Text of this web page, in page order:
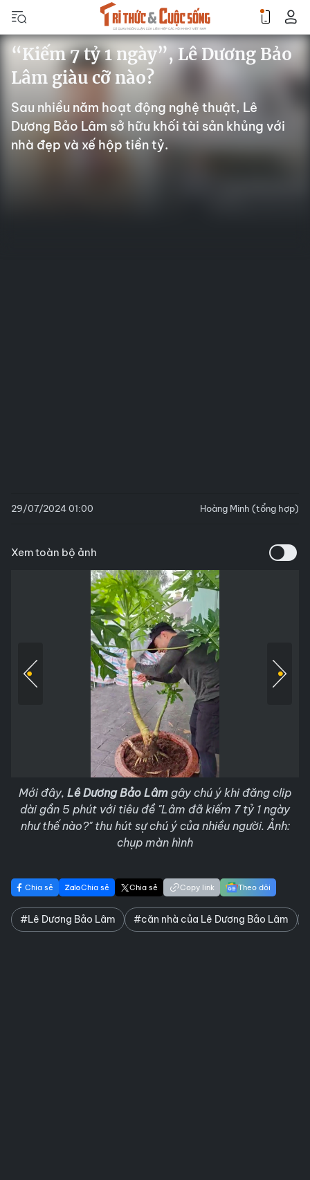
“Kiếm 7 tỷ 1 ngày”, Lê Dương Bảo
Lâm giàu cỡ nào?
Sau nhiều năm hoạt động nghệ thuật, Lê
Dương Bảo Lâm sở hữu khối tài sản khủng với
nhà đẹp và xế hộp tiền tỷ.
29/07/2024 01:00 Hoàng Minh (tổng hợp)
Xem toàn bộ ảnh
Mới đây, Lê Dương Bảo Lâm gây chú ý khi đăng clip
dài gần 5 phút với tiêu đề "Lâm đã kiếm 7 tỷ 1 ngày
như thế nào?" thu hút sự chú ý của nhiều người. Ảnh:
chụp màn hình
Chia sẻ Chia sẻ Chia sẻ Copy link Theo dõi
#Lê Dương Bảo Lâm #căn nhà của Lê Dương Bảo Lâm